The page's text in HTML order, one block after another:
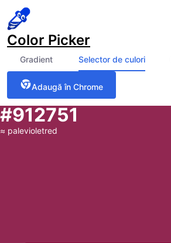
Color Picker
Gradient Selector de culori
Adaugă în Chrome
#912751
≈ palevioletred